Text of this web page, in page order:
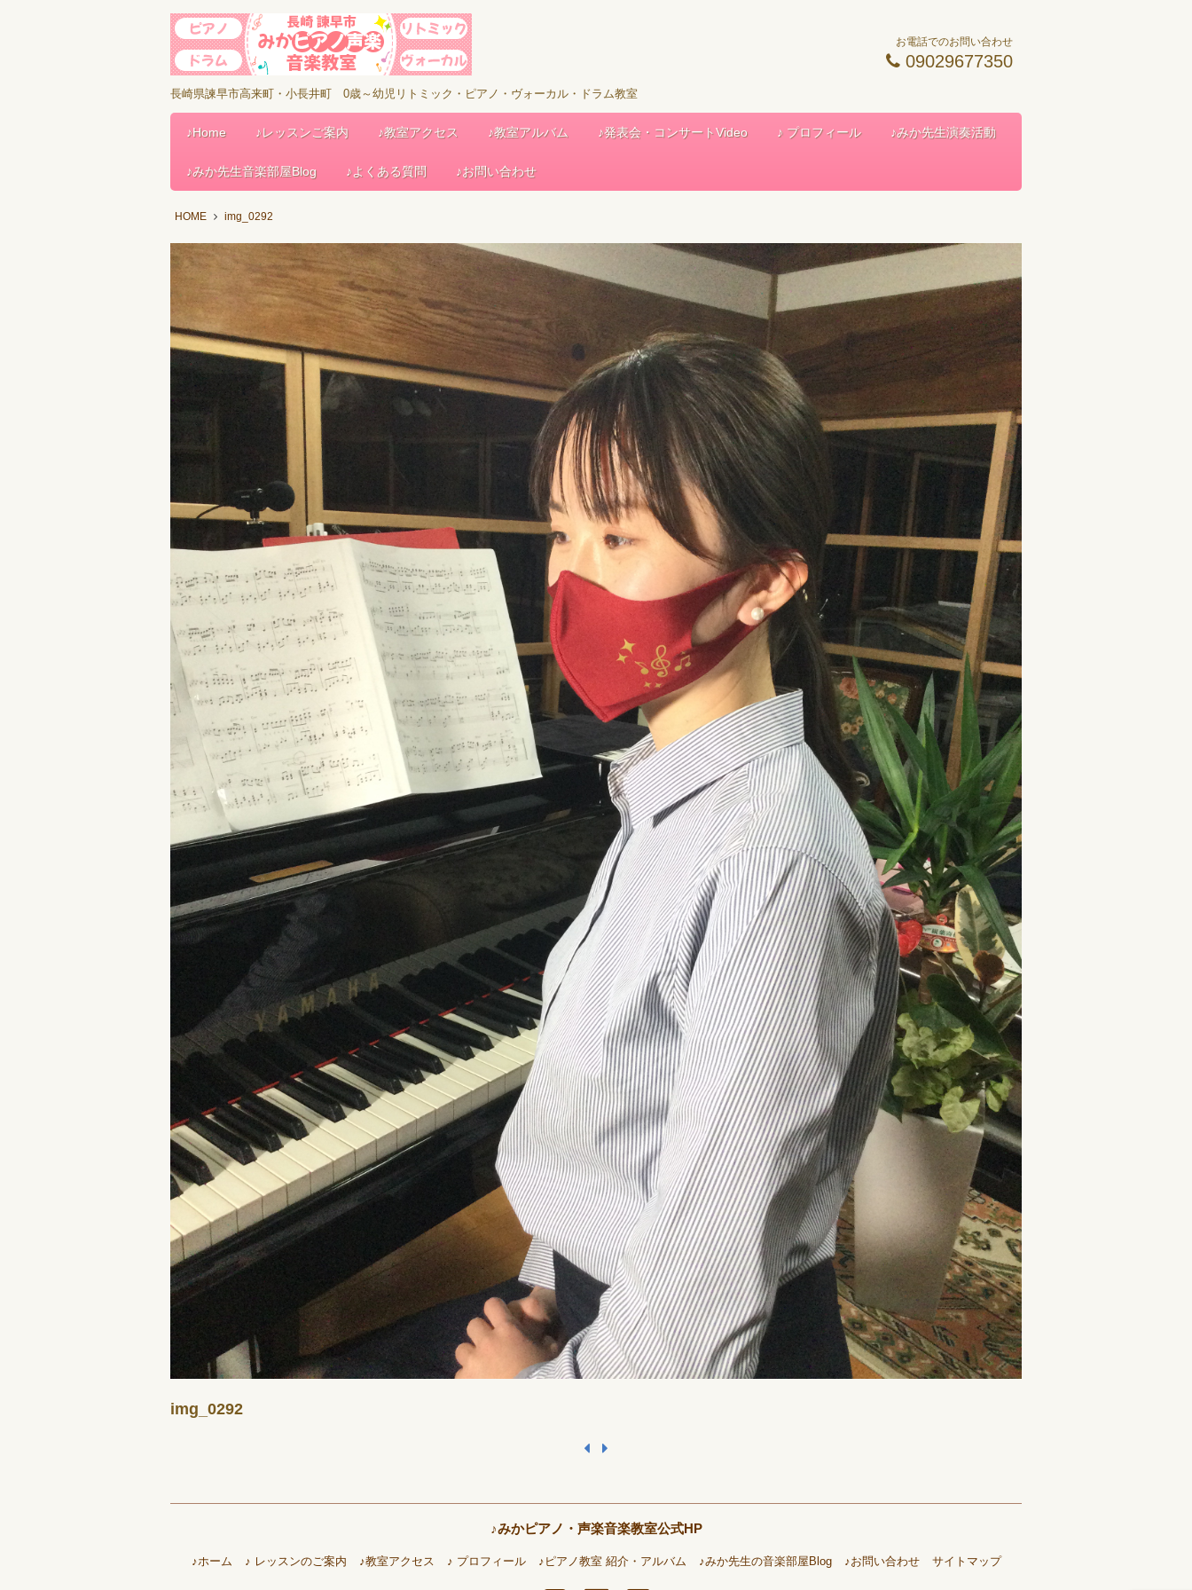
長崎県諫早市高来町・小長井町 0歳～幼児リトミック・ピアノ・ヴォーカル・ドラム教室
お電話でのお問い合わせ
09029677350
♪Home ♪レッスンご案内 ♪教室アクセス ♪教室アルバム ♪発表会・コンサートVideo ♪ プロフィール ♪みか先生演奏活動
♪みか先生音楽部屋Blog ♪よくある質問 ♪お問い合わせ
HOME img_0292
img_0292
♪みかピアノ・声楽音楽教室公式HP
♪ホーム ♪ レッスンのご案内 ♪教室アクセス ♪ プロフィール ♪ピアノ教室 紹介・アルバム ♪みか先生の音楽部屋Blog ♪お問い合わせ サイトマップ